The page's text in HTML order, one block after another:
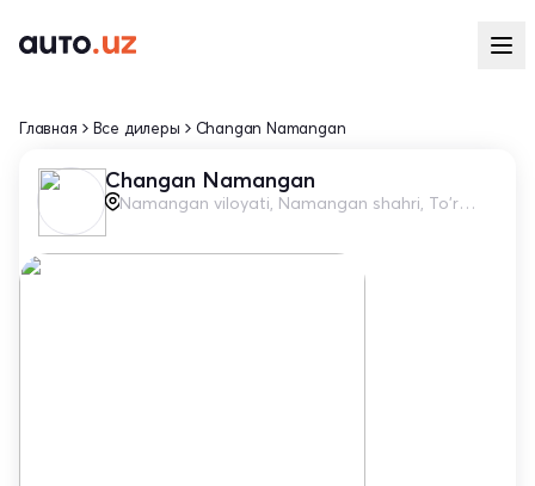
Главная Все дилеры Changan Namangan
Changan Namangan
Namangan viloyati, Namangan shahri, To'raqo'rg'on ko'chasi, 200